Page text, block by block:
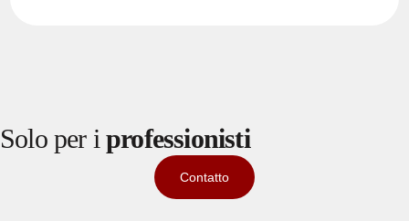
Solo per iprofessionisti
Contatto